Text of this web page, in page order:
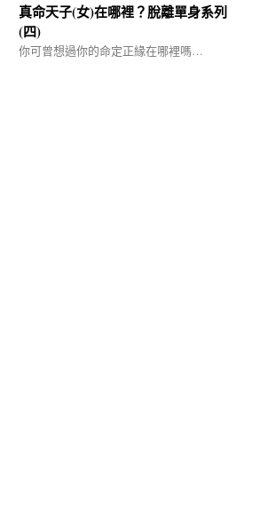
真命天子(女)在哪裡？脫離單身系列
(四)
你可曾想過你的命定正緣在哪裡嗎…